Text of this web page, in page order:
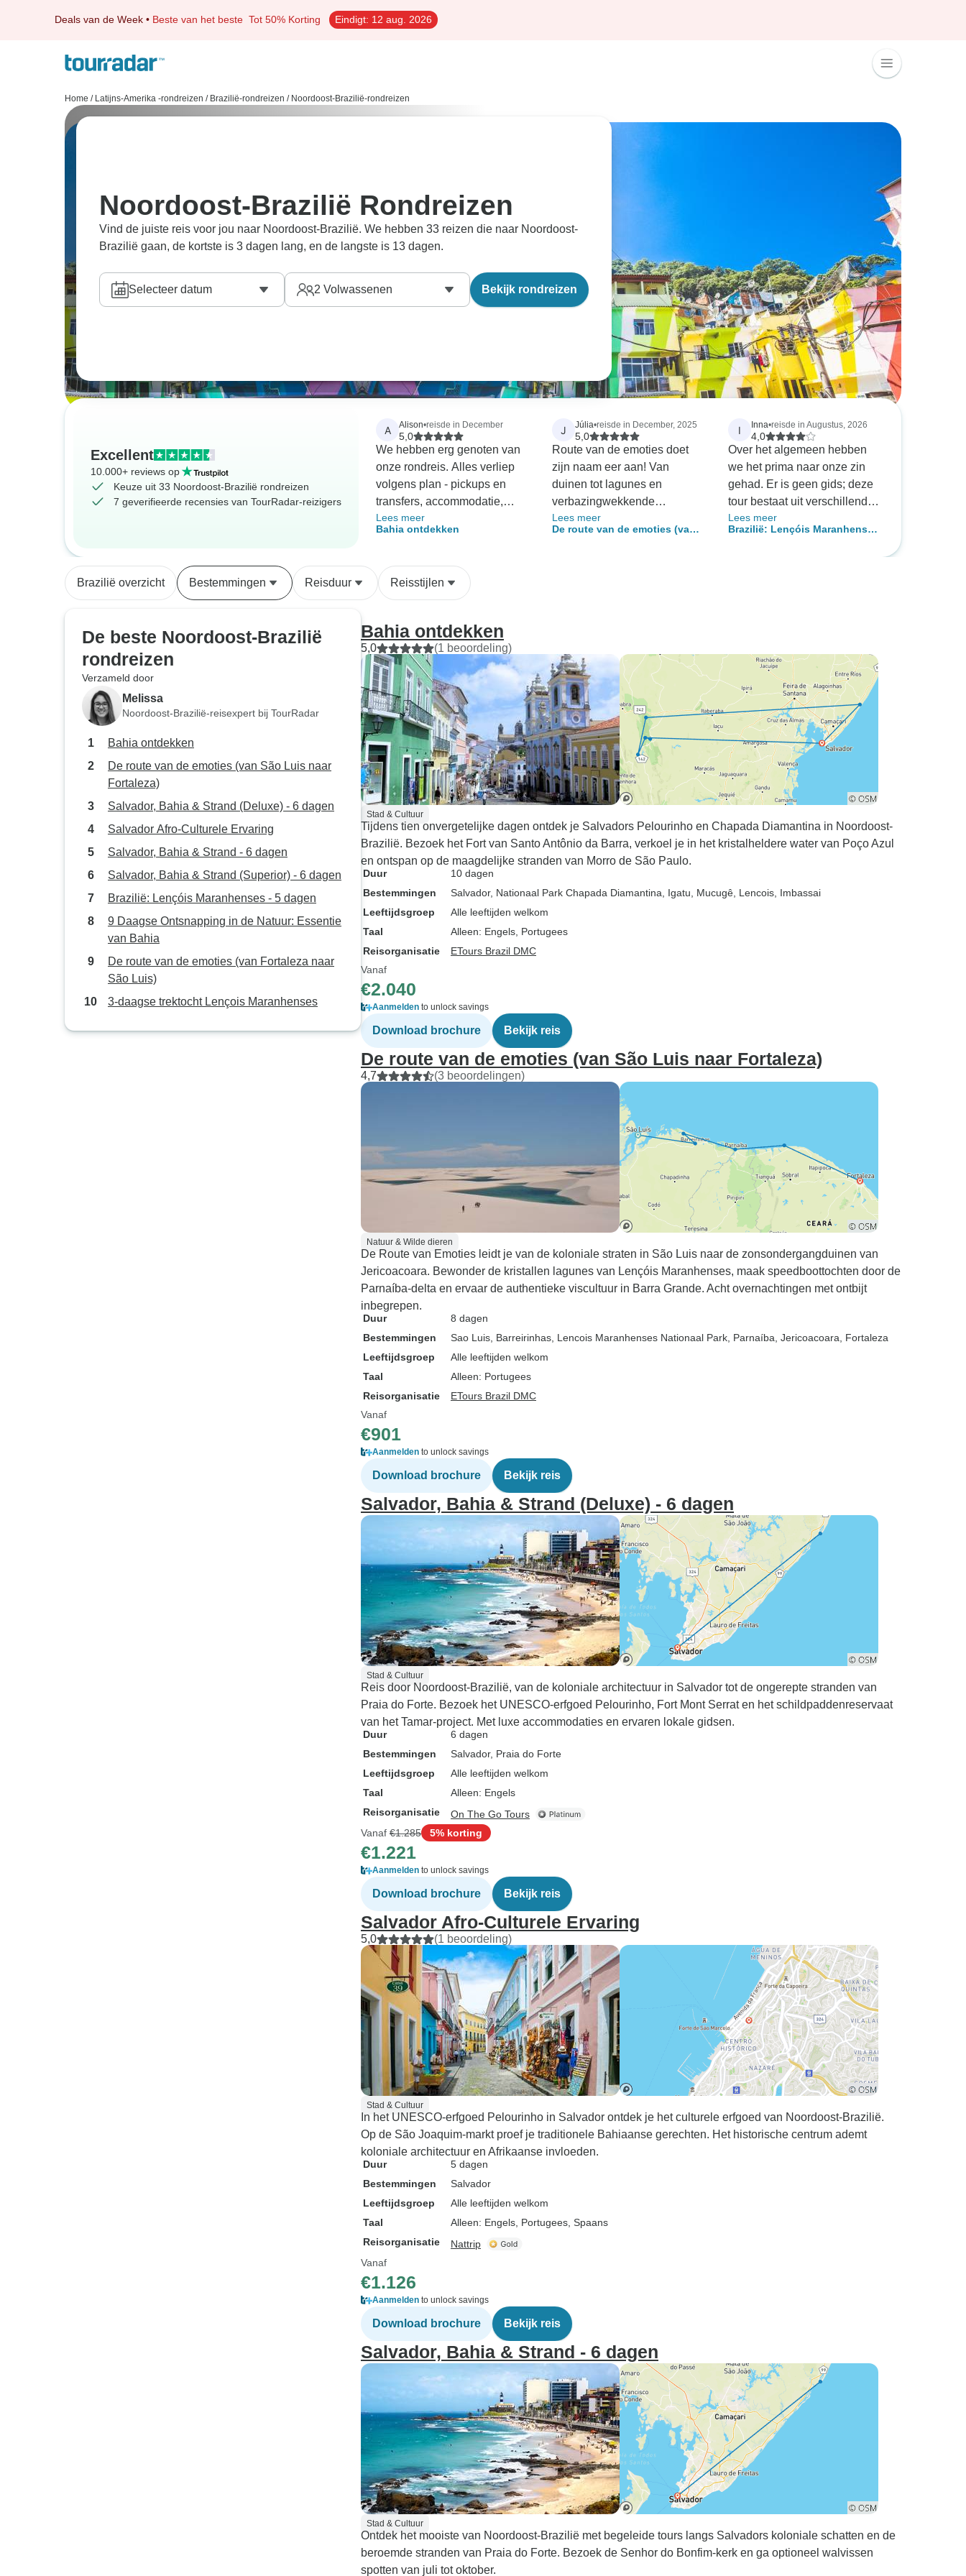
Deals van de Week • Beste van het beste Tot 50% Korting Eindigt: 12 aug. 2026
Home / Latijns-Amerika -rondreizen / Brazilië-rondreizen / Noordoost-Brazilië-rondreizen
Noordoost-Brazilië Rondreizen
Vind de juiste reis voor jou naar Noordoost-Brazilië. We hebben 33 reizen die naar Noordoost-
Brazilië gaan, de kortste is 3 dagen lang, en de langste is 13 dagen.
Selecteer datum 2 Volwassenen Bekijk rondreizen
Excellent
10.000+ reviews op
Keuze uit 33 Noordoost-Brazilië rondreizen
7 geverifieerde recensies van TourRadar-reizigers
A Alison•reisde in December
5,0
We hebben erg genoten van
onze rondreis. Alles verliep
volgens plan - pickups en
transfers, accommodatie,
geweldige tours en gidsen.
De plaatsen die we
De communicatie met Daria
van E-tours was uitstekend,
paste de tour aan onze
wensen aan. We bevelen
haar diensten graag aan.
Lees meer
Bahia ontdekken
J Júlia•reisde in December, 2025
5,0
Route van de emoties doet
zijn naam eer aan! Van
duinen tot lagunes en
verbazingwekkende
uitzichten over de kust, elk
moment voelde magisch.
Lees meer
De route van de emoties (van
I Inna•reisde in Augustus, 2026
4,0
Over het algemeen hebben
we het prima naar onze zin
gehad. Er is geen gids; deze
tour bestaat uit verschillende
activiteiten die door lokale
aanbieders worden
Lees meer
Brazilië: Lençóis Maranhenses
Brazilië overzicht Bestemmingen Reisduur Reisstijlen
De beste Noordoost-Brazilië
rondreizen
Verzameld door
Melissa
Noordoost-Brazilië-reisexpert bij TourRadar
Bahia ontdekken
De route van de emoties (van São Luis naar
Fortaleza)
Salvador, Bahia & Strand (Deluxe) - 6 dagen
Salvador Afro-Culturele Ervaring
Salvador, Bahia & Strand - 6 dagen
Salvador, Bahia & Strand (Superior) - 6 dagen
Brazilië: Lençóis Maranhenses - 5 dagen
9 Daagse Ontsnapping in de Natuur: Essentie
van Bahia
De route van de emoties (van Fortaleza naar
São Luis)
3-daagse trektocht Lençois Maranhenses
Bahia ontdekken
5,0 (1 beoordeling)
Stad & Cultuur
Tijdens tien onvergetelijke dagen ontdek je Salvadors Pelourinho en Chapada Diamantina in Noordoost-
Brazilië. Bezoek het Fort van Santo Antônio da Barra, verkoel je in het kristalheldere water van Poço Azul
en ontspan op de maagdelijke stranden van Morro de São Paulo.
Duur
10 dagen
Bestemmingen
Salvador, Nationaal Park Chapada Diamantina , Igatu , Mucugê , Lencois , Imbassai
Leeftijdsgroep
Alle leeftijden welkom
Taal
Alleen: Engels, Portugees
Reisorganisatie
ETours Brazil DMC
Vanaf
€2.040
Aanmelden to unlock savings
Download brochure Bekijk reis
De route van de emoties (van São Luis naar Fortaleza)
4,7 (3 beoordelingen)
Natuur & Wilde dieren
De Route van Emoties leidt je van de koloniale straten in São Luis naar de zonsondergangduinen van
Jericoacoara. Bewonder de kristallen lagunes van Lençóis Maranhenses, maak speedboottochten door de
Parnaíba-delta en ervaar de authentieke viscultuur in Barra Grande. Acht overnachtingen met ontbijt
inbegrepen.
Duur
8 dagen
Bestemmingen
Sao Luis , Barreirinhas , Lencois Maranhenses Nationaal Park , Parnaíba , Jericoacoara , Fortaleza
Leeftijdsgroep
Alle leeftijden welkom
Taal
Alleen: Portugees
Reisorganisatie
ETours Brazil DMC
Vanaf
€901
Aanmelden to unlock savings
Download brochure Bekijk reis
Salvador, Bahia & Strand (Deluxe) - 6 dagen
Stad & Cultuur
Reis door Noordoost-Brazilië, van de koloniale architectuur in Salvador tot de ongerepte stranden van
Praia do Forte. Bezoek het UNESCO-erfgoed Pelourinho, Fort Mont Serrat en het schildpaddenreservaat
van het Tamar-project. Met luxe accommodaties en ervaren lokale gidsen.
Duur
6 dagen
Bestemmingen
Salvador, Praia do Forte
Leeftijdsgroep
Alle leeftijden welkom
Taal
Alleen: Engels
Reisorganisatie
On The Go Tours
Vanaf €1.285 5% korting
€1.221
Aanmelden to unlock savings
Download brochure Bekijk reis
Salvador Afro-Culturele Ervaring
5,0 (1 beoordeling)
Stad & Cultuur
In het UNESCO-erfgoed Pelourinho in Salvador ontdek je het culturele erfgoed van Noordoost-Brazilië.
Op de São Joaquim-markt proef je traditionele Bahiaanse gerechten. Het historische centrum ademt
koloniale architectuur en Afrikaanse invloeden.
Duur
5 dagen
Bestemmingen
Salvador
Leeftijdsgroep
Alle leeftijden welkom
Taal
Alleen: Engels, Portugees, Spaans
Reisorganisatie
Nattrip
Vanaf
€1.126
Aanmelden to unlock savings
Download brochure Bekijk reis
Salvador, Bahia & Strand - 6 dagen
Stad & Cultuur
Ontdek het mooiste van Noordoost-Brazilië met begeleide tours langs Salvadors koloniale schatten en de
beroemde stranden van Praia do Forte. Bezoek de Senhor do Bonfim-kerk en ga optioneel walvissen
spotten van juli tot oktober.